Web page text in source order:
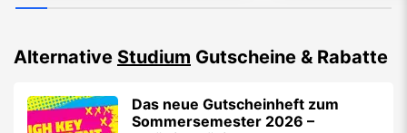
Alternative Studium Gutscheine & Rabatte
Das neue Gutscheinheft zum
Sommersemester 2026 –